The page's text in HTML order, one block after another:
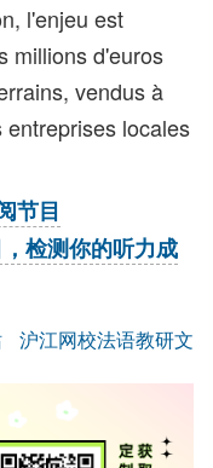
l'enjeu est
millions d'euros
vendus à
locales
节目
检测你的听力成
沪江网校法语教研文